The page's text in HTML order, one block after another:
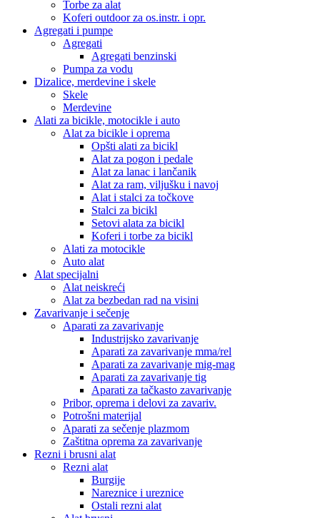
Torbe za alat
Koferi outdoor za os.instr. i opr.
Agregati i pumpe
Agregati
Agregati benzinski
Pumpa za vodu
Dizalice, merdevine i skele
Skele
Merdevine
Alati za bicikle, motocikle i auto
Alat za bicikle i oprema
Opšti alati za bicikl
Alat za pogon i pedale
Alat za lanac i lančanik
Alat za ram, viljušku i navoj
Alat i stalci za točkove
Stalci za bicikl
Setovi alata za bicikl
Koferi i torbe za bicikl
Alati za motocikle
Auto alat
Alat specijalni
Alat neiskreći
Alat za bezbedan rad na visini
Zavarivanje i sečenje
Aparati za zavarivanje
Industrijsko zavarivanje
Aparati za zavarivanje mma/rel
Aparati za zavarivanje mig-mag
Aparati za zavarivanje tig
Aparati za tačkasto zavarivanje
Pribor, oprema i delovi za zavariv.
Potrošni materijal
Aparati za sečenje plazmom
Zaštitna oprema za zavarivanje
Rezni i brusni alat
Rezni alat
Burgije
Nareznice i ureznice
Ostali rezni alat